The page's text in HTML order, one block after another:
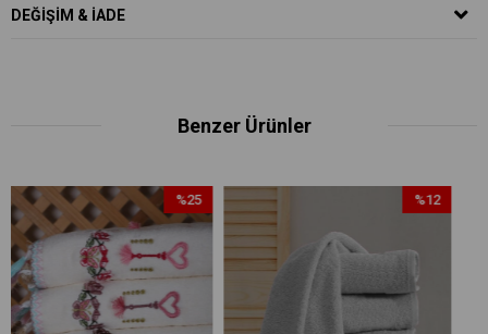
DEĞIŞIM & İADE
Benzer Ürünler
%25
İndirim
%25İndirim
İndirim
%12İndirim